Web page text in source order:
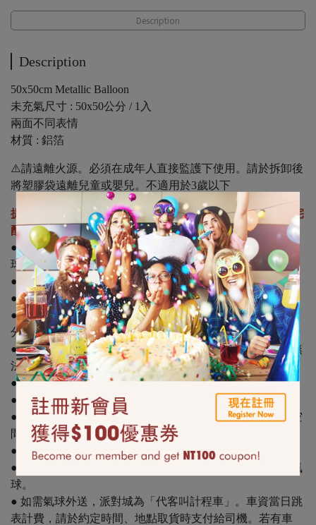
Description
Description
50x50cm Metallic Balloon
未充氣尺寸 : 50x50公分 / 1入
兩面不同表情
材質 : 鋁箔
⚠️請遠離火源。必須在成年人直接監護下使用。請於拆卸後
將塑膠袋遠離兒童或嬰兒。不適用於3歲以下
提醒您，含氣氣球只能選擇計程車外送、門市取貨，無法宅
配。
● 此為含氦氣鋁箔氣球，可空飄約3-5天漸進式消氣。含氣
球繩。
● 氣球建議活動當天充氣，效果最佳。
● 氣球充氣後會熱漲冷縮，會因所處環境溫度改變狀態。
● 鋁箔氣球是沒有彈性的，充太飽易造成破損，建議充至8
分飽即可
● 氣球皆一次性使用，洩氣有機率導致氣球止氣閥損壞，無
法再使用。
● 若氣球消氣可用吸管或打氣筒補充空氣維持氣球飽度。
● 填充過空氣的氣球將無法再充氦氣。
● 請避開易造成氣球破掉之因素，如太陽曝曬、密閉悶熱空
間、高溫、雨淋、擠壓拍打、摩擦或有尖銳物品處等。
● 捷運一個人僅接受攜帶5顆氣球(每顆長寬50公分以內)。
● 高鐵、台鐵、飛機、雙層觀光巴士及輕軌禁止攜帶充氣氣
球。
● 如需氣球外送，派對城為「代客叫計程車」。車資當日跳
表計費，請於約定時間、地點取貨時支付給司機。若有車